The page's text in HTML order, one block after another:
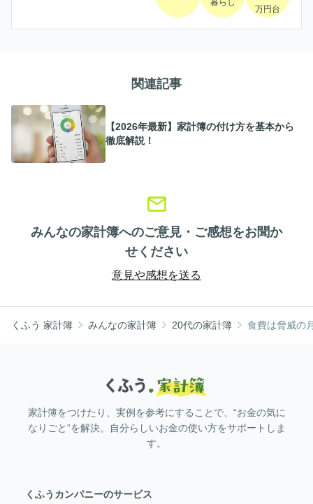
万円台
関連記事
【2026年最新】家計簿の付け方を基本から
徹底解説！
みんなの家計簿へのご意見・ご感想をお聞か
せください
意見や感想を送る
くふう 家計簿 みんなの家計簿 20代の家計簿 食費は脅威の
家計簿をつけたり、実例を参考にすることで、“お金の気に
なりごと“を解決。自分らしいお金の使い方をサポートしま
す。
くふうカンパニーのサービス